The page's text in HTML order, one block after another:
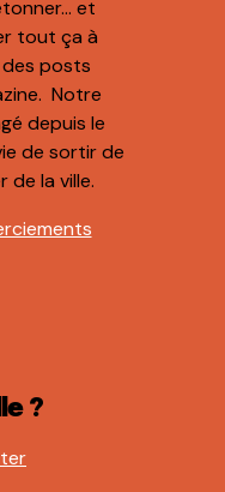
et
tout ça à
posts
Notre
depuis le
de sortir de
de la ville.
?